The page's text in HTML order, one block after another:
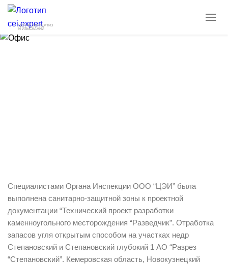
ЦЕНТР ЭКСПЕРТИЗ
И ИЗЫСКАНИЙ
Специалистами Органа Инспекции ООО “ЦЭИ” была
выполнена санитарно-защитной зоны к проектной
документации “Технический проект разработки
каменноугольного месторождения “Разведчик”. Отработка
запасов угля открытым способом на участках недр
Степановский и Степановский глубокий 1 АО “Разрез
“Степановский”. Кемеровская область, Новокузнецкий